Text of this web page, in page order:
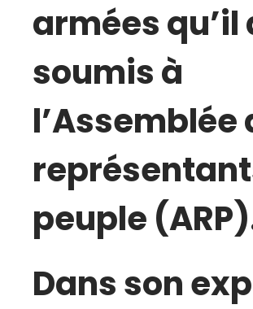
armées qu’il
soumis à
l’Assemblée
peuple
Dans son